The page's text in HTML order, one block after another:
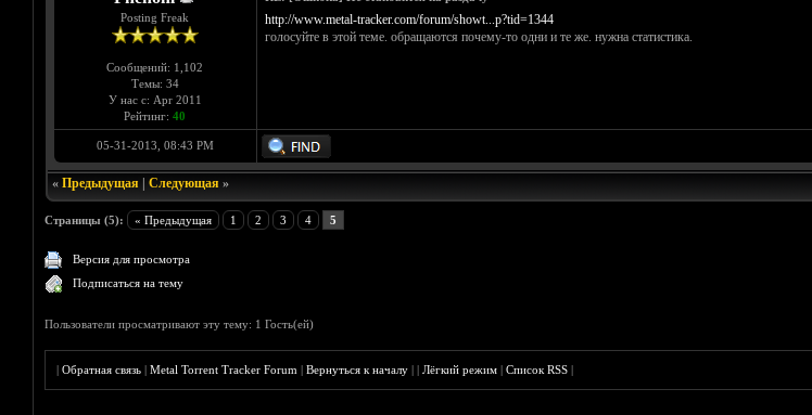
Posting Freak
Сообщений: 1,102
Темы: 34
У нас с: Apr 2011
Рейтинг: 40
http://www.metal-tracker.com/forum/showt...p?tid=1344
голосуйте в этой теме. обращаются почему-то одни и те же. нужна статистика.
05-31-2013, 08:43 PM
« Предыдущая| Следующая»
Страницы (5): « Предыдущая 1 2 3 4 5
Версия для просмотра
Подписаться на тему
Пользователи просматривают эту тему: 1 Гость(ей)
|Обратная связь |Metal Torrent Tracker Forum |Вернуться к началу ||Лёгкий режим |Список RSS |